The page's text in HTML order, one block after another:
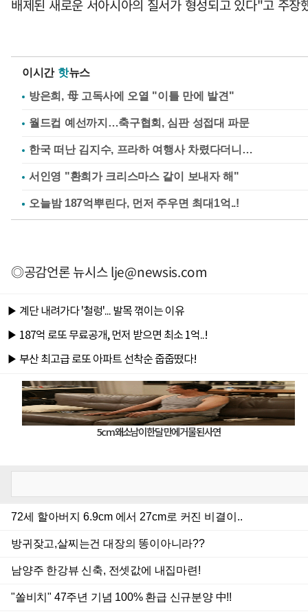
배제된 새로운 서아시아의 질서가 형성되고 있다"고 주장
이시간 핫뉴스
방은희, 母 고독사에 오열 "이틀 만에 발견"
월드컵 예선까지…축구협회, 심판 성접대 파문
한국 떠난 김지수, 프라하 여행사 차렸다더니…
서인영 "환희가 크리스마스 같이 보내자 해"
◎공감언론 뉴시스lje@newsis.com